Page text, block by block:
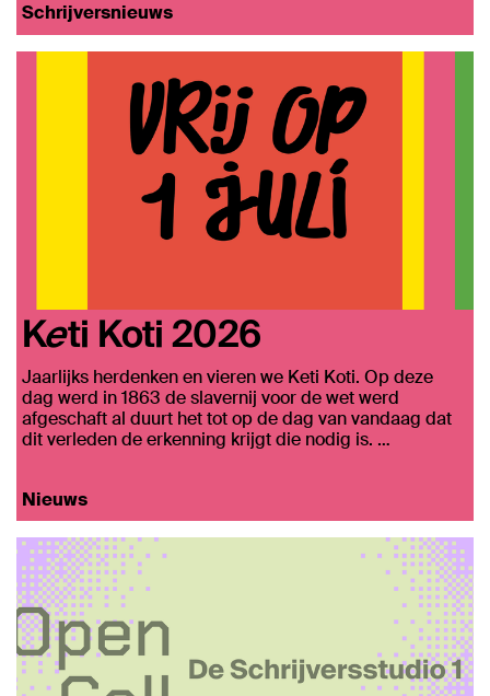
Schrijversnieuws
Keti Koti 2026
Jaarlijks herdenken en vieren we Keti Koti. Op deze
dag werd in 1863 de slavernij voor de wet werd
afgeschaft al duurt het tot op de dag van vandaag dat
dit verleden de erkenning krijgt die nodig is. …
Nieuws